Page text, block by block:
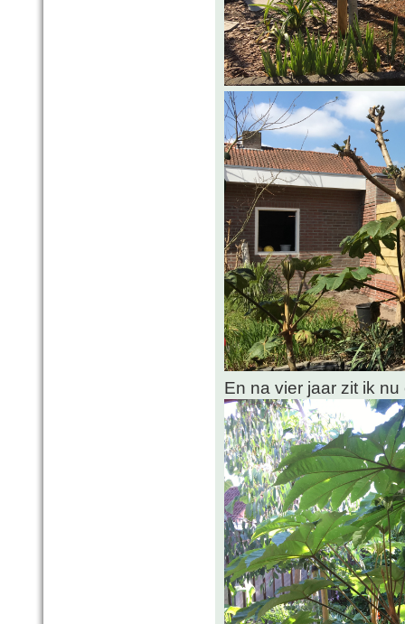
En na vier jaar zit ik